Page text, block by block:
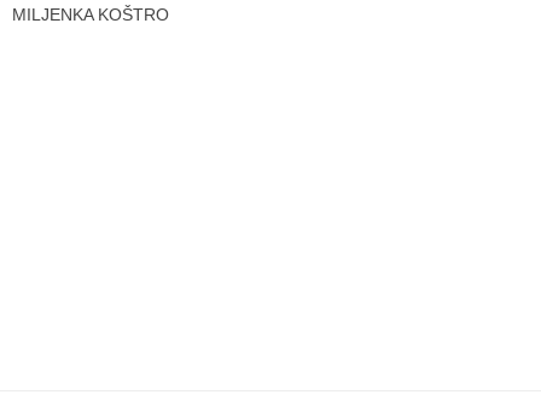
MILJENKA KOŠTRO